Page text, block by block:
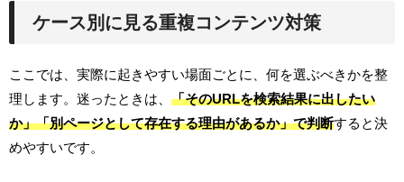
ケース別に見る重複コンテンツ対策
ここでは、実際に起きやすい場面ごとに、何を選ぶべきかを整
理します。迷ったときは、 「そのURLを検索結果に出したい
か」「別ページとして存在する理由があるか」で判断すると決
めやすいです。